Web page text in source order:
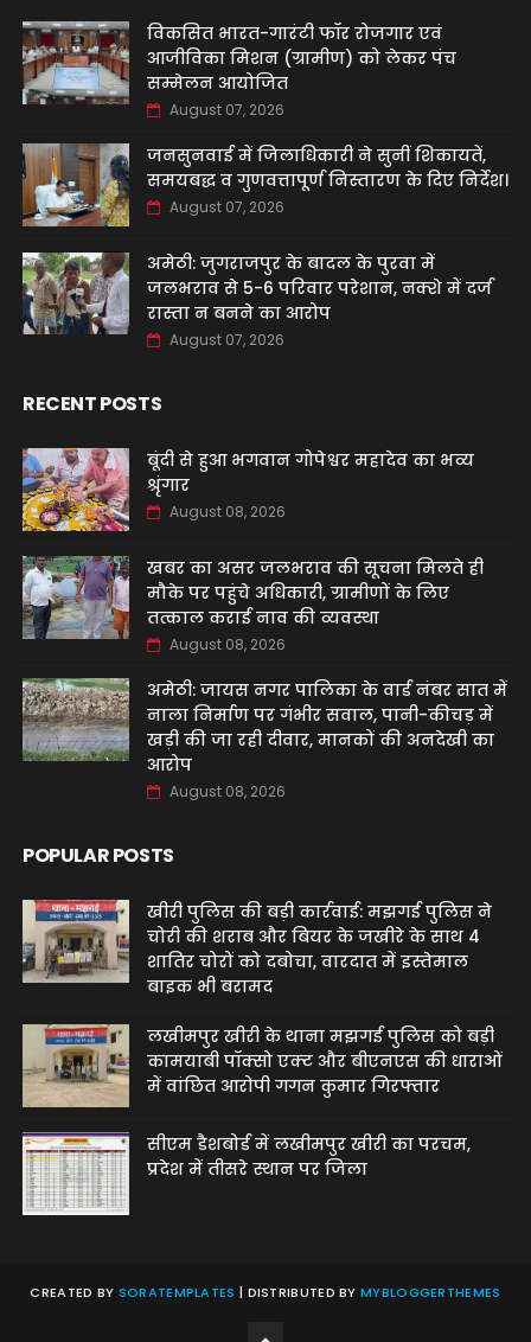
विकसित भारत-गारंटी फॉर रोजगार एवं
आजीविका मिशन (ग्रामीण) को लेकर पंच
सम्मेलन आयोजित
August 07, 2026
जनसुनवाई में जिलाधिकारी ने सुनीं शिकायतें,
समयबद्ध व गुणवत्तापूर्ण निस्तारण के दिए निर्देश।
August 07, 2026
अमेठी: जुगराजपुर के बादल के पुरवा में
जलभराव से 5-6 परिवार परेशान, नक्शे में दर्ज
रास्ता न बनने का आरोप
August 07, 2026
RECENT POSTS
बूंदी से हुआ भगवान गोपेश्वर महादेव का भव्य
श्रृंगार
August 08, 2026
खबर का असर जलभराव की सूचना मिलते ही
मौके पर पहुंचे अधिकारी, ग्रामीणों के लिए
तत्काल कराई नाव की व्यवस्था
August 08, 2026
अमेठी: जायस नगर पालिका के वार्ड नंबर सात में
नाला निर्माण पर गंभीर सवाल, पानी-कीचड़ में
खड़ी की जा रही दीवार, मानकों की अनदेखी का
आरोप
August 08, 2026
POPULAR POSTS
खीरी पुलिस की बड़ी कार्रवाई: मझगई पुलिस ने
चोरी की शराब और बियर के जखीरे के साथ 4
शातिर चोरों को दबोचा, वारदात में इस्तेमाल
बाइक भी बरामद
लखीमपुर खीरी के थाना मझगई पुलिस को बड़ी
कामयाबी पॉक्सो एक्ट और बीएनएस की धाराओं
में वांछित आरोपी गगन कुमार गिरफ्तार
सीएम डैशबोर्ड में लखीमपुर खीरी का परचम,
प्रदेश में तीसरे स्थान पर जिला
CREATED BY SORATEMPLATES | DISTRIBUTED BYMYBLOGGERTHEMES